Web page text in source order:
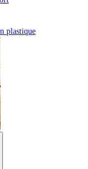
plastique